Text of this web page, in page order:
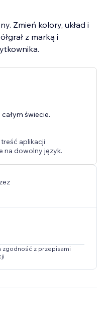
Zmień kolory, układ i
z marką i
zapewniając, że
najnowsze informacje
świecie.
aplikacji
na dowolny język.
zgodność z przepisami